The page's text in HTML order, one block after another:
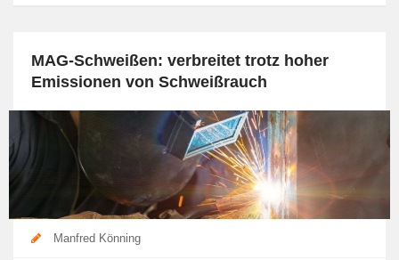
MAG-Schweißen: verbreitet trotz hoher
Emissionen von Schweißrauch
Manfred Könning